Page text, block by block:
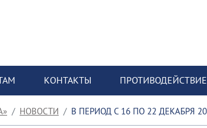
КОНТАКТЫ
НОВОСТИ В ПЕРИОД С 16 ПО 22 ДЕКАБРЯ